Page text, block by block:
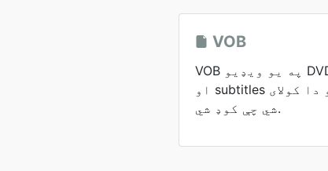
VOB
VOB په يو ويډيو DVD، MPEG-2 ويډيو، غږيز،
او subtitles د ساتلو د کانټينر دی، او دا کولای
شي چې کوډ شي.